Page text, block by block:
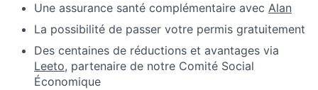
Une assurance santé complémentaire avec Alan
La possibilité de passer votre permis gratuitement
Des centaines de réductions et avantages via
Leeto, partenaire de notre Comité Social
Économique